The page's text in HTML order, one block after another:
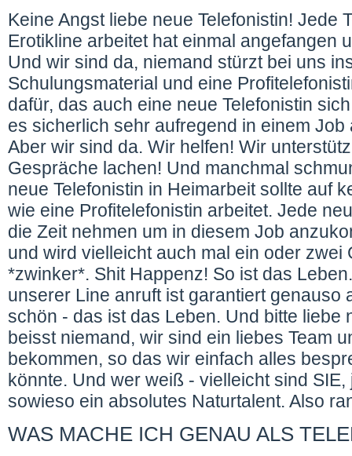
Keine Angst liebe neue Telefonistin! Jede
Erotikline arbeitet hat einmal angefangen
Und wir sind da, niemand stürzt bei uns
Schulungsmaterial und eine
dafür, das auch eine neue Telefonistin
es sicherlich sehr aufregend in einem
Aber wir sind da. Wir helfen! Wir
Gespräche lachen! Und manchmal
neue Telefonistin in Heimarbeit sollte auf
wie eine Profitelefonistin arbeitet. Jede
die Zeit nehmen um in diesem Job
und wird vielleicht auch mal ein oder
*zwinker*. Shit Happenz! So ist das
unserer Line anruft ist garantiert genauso
schön - das ist das Leben. Und bitte liebe
beisst niemand, wir sind ein liebes Team
bekommen, so das wir einfach alles
könnte. Und wer weiß - vielleicht sind
sowieso ein absolutes Naturtalent. Also
WAS MACHE ICH GENAU ALS